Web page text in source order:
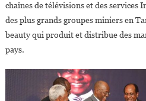
chaînes de télévisions et des services
des plus grands groupes miniers en
beauty qui produit et distribue des
pays.